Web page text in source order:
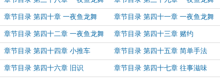
（四） （五）
章节目录 第四十章 一夜鱼龙舞
（六）
章节目录 第四十一章 一夜鱼龙舞
（七）
章节目录 第四十二章 一夜鱼龙舞
（八）
章节目录 第四十三章 赌约
章节目录 第四十四章 小推车 章节目录 第四十五章 简单手法
章节目录 第四十六章 旧识 章节目录 第四十七章 往事滋味